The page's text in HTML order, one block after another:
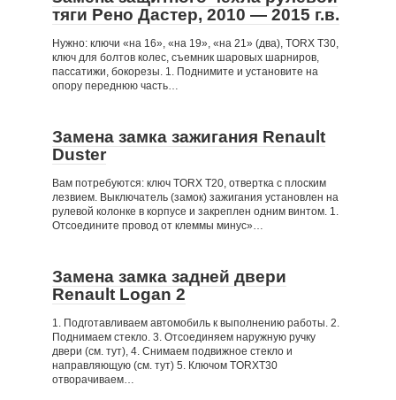
тяги Рено Дастер, 2010 — 2015 г.в.
Нужно: ключи «на 16», «на 19», «на 21» (два), TORX Т30,
ключ для болтов колес, съемник шаровых шарниров,
пассатижи, бокорезы. 1. Поднимите и установите на
опору переднюю часть…
Замена замка зажигания Renault
Duster
Вам потребуются: ключ TORX T20, отвертка с плоским
лезвием. Выключатель (замок) зажигания установлен на
рулевой колонке в корпусе и закреплен одним винтом. 1.
Отсоедините провод от клеммы минус»…
Замена замка задней двери
Renault Logan 2
1. Подготавливаем автомобиль к выполнению работы. 2.
Поднимаем стекло. 3. Отсоединяем наружную ручку
двери (см. тут), 4. Снимаем подвижное стекло и
направляющую (см. тут) 5. Ключом TORXТ30
отворачиваем…